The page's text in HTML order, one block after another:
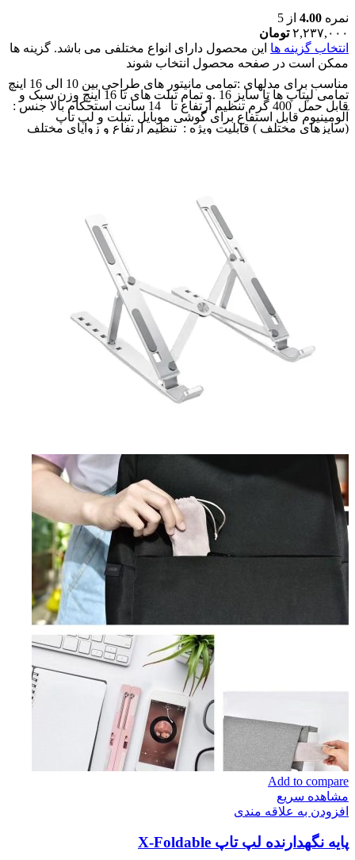
نمره 4.00 از 5
۲,۲۳۷,۰۰۰ تومان
انتخاب گزینه ها این محصول دارای انواع مختلفی می باشد. گزینه ها
ممکن است در صفحه محصول انتخاب شوند
مناسب برای مدلهای :تمامی مانیتور های طراحی بین 10 الی 16 اینچ
تمامی لپتاپ ها تا سایز 16 .و تمام تبلت های تا 16 اینچ وزن سبک و
قابل حمل 400 گرم تنظیم ارتفاع تا 14 سانت استحکام بالا جنس :
آلومینیوم قابل استفاع برای گوشی موبایل .تبلت و لپ تاپ
(سایزهای مختلف ) قابلیت ویژه : تنظیم ارتفاع و زوایای مختلف
Add to compare
مشاهده سریع
افزودن به علاقه مندی
پایه نگهدارنده لپ تاپ X-Foldable